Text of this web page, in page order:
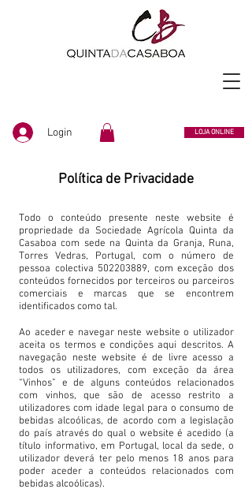
Login LOJA ONLINE
Política de Privacidade
Todo o conteúdo presente neste website é
propriedade da Sociedade Agrícola Quinta da
Casaboa com sede na Quinta da Granja, Runa,
Torres Vedras, Portugal, com o número de
pessoa colectiva 502203889, com exceção dos
conteúdos fornecidos por terceiros ou parceiros
comerciais e marcas que se encontrem
identificados como tal.
Ao aceder e navegar neste website o utilizador
aceita os termos e condições aqui descritos. A
navegação neste website é de livre acesso a
todos os utilizadores, com exceção da área
“Vinhos” e de alguns conteúdos relacionados
com vinhos, que são de acesso restrito a
utilizadores com idade legal para o consumo de
bebidas alcoólicas, de acordo com a legislação
do país através do qual o website é acedido (a
título informativo, em Portugal, local da sede, o
utilizador deverá ter pelo menos 18 anos para
poder aceder a conteúdos relacionados com
bebidas alcoólicas).